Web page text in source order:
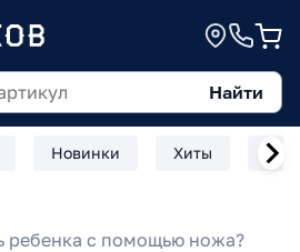
Найти
Новинки Хиты
ребенка с помощью ножа?